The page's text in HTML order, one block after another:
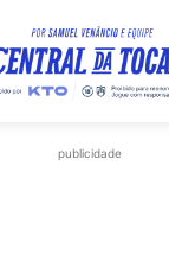
publicidade